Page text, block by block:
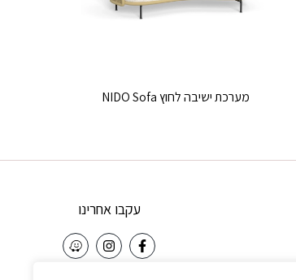
מערכת ישיבה לחוץ NIDO Sofa
עקבו אחרינו